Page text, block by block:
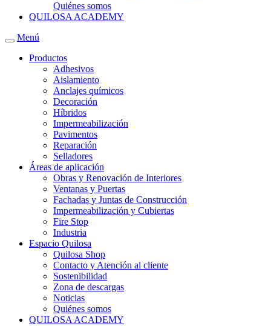
Quiénes somos
QUILOSA ACADEMY
Menú
Productos
Adhesivos
Aislamiento
Anclajes químicos
Decoración
Híbridos
Impermeabilización
Pavimentos
Reparación
Selladores
Áreas de aplicación
Obras y Renovación de Interiores
Ventanas y Puertas
Fachadas y Juntas de Construcción
Impermeabilización y Cubiertas
Fire Stop
Industria
Espacio Quilosa
Quilosa Shop
Contacto y Atención al cliente
Sostenibilidad
Zona de descargas
Noticias
Quiénes somos
QUILOSA ACADEMY